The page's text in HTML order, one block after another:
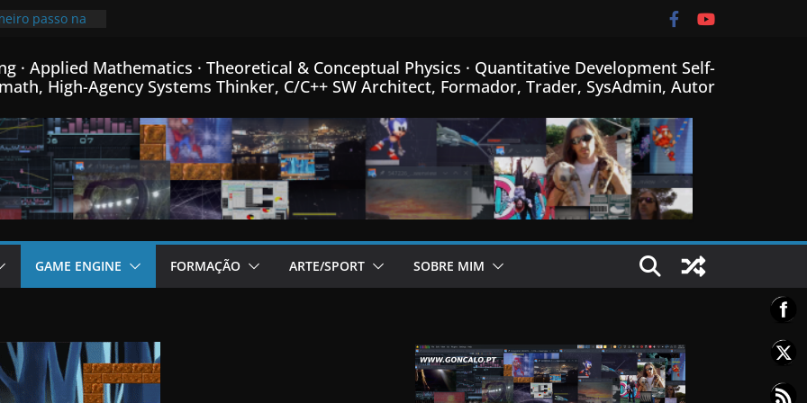
criada para
passo na
de Física
e Matemática…
que o
pequeno
de
meu Formato
fontes Bitmap,
e menus
de Fractais
· Applied Mathematics · Theoretical & Conceptual Physics · Quantitative Development Self-
High-Agency Systems Thinker, C/C++ SW Architect, Formador, Trader, SysAdmin, Autor
GAME ENGINE FORMAÇÃO ARTE/SPORT SOBRE MIM